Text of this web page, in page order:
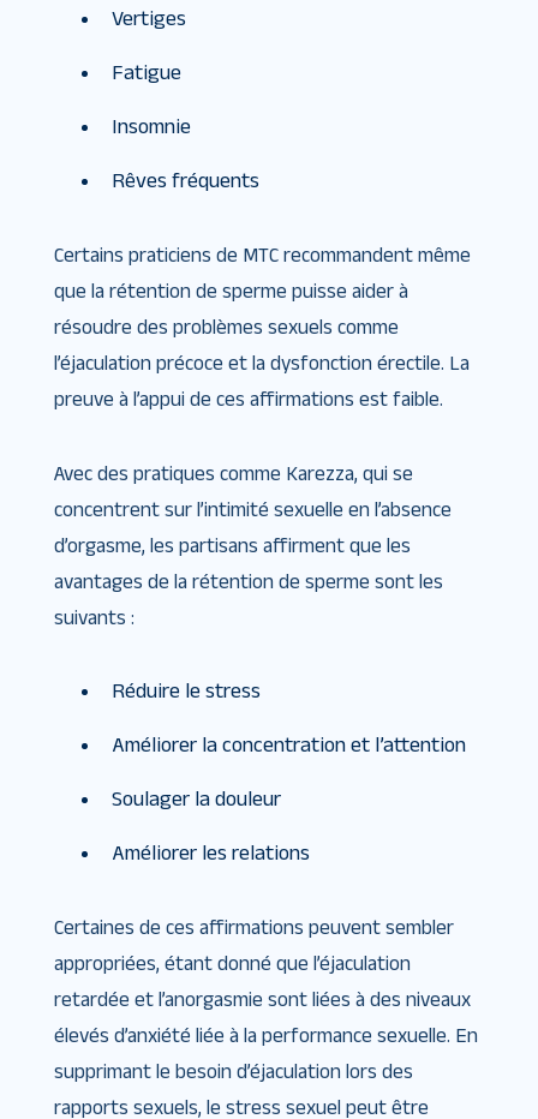
Vertiges
Fatigue
Insomnie
Rêves fréquents
Certains praticiens de MTC recommandent même
que la rétention de sperme puisse aider à
résoudre des problèmes sexuels comme
l’éjaculation précoce et la dysfonction érectile. La
preuve à l’appui de ces affirmations est faible.
Avec des pratiques comme Karezza, qui se
concentrent sur l’intimité sexuelle en l’absence
d’orgasme, les partisans affirment que les
avantages de la rétention de sperme sont les
suivants :
Réduire le stress
Améliorer la concentration et l’attention
Soulager la douleur
Améliorer les relations
Certaines de ces affirmations peuvent sembler
appropriées, étant donné que l’éjaculation
retardée et l’anorgasmie sont liées à des niveaux
élevés d’anxiété liée à la performance sexuelle. En
supprimant le besoin d’éjaculation lors des
rapports sexuels, le stress sexuel peut être